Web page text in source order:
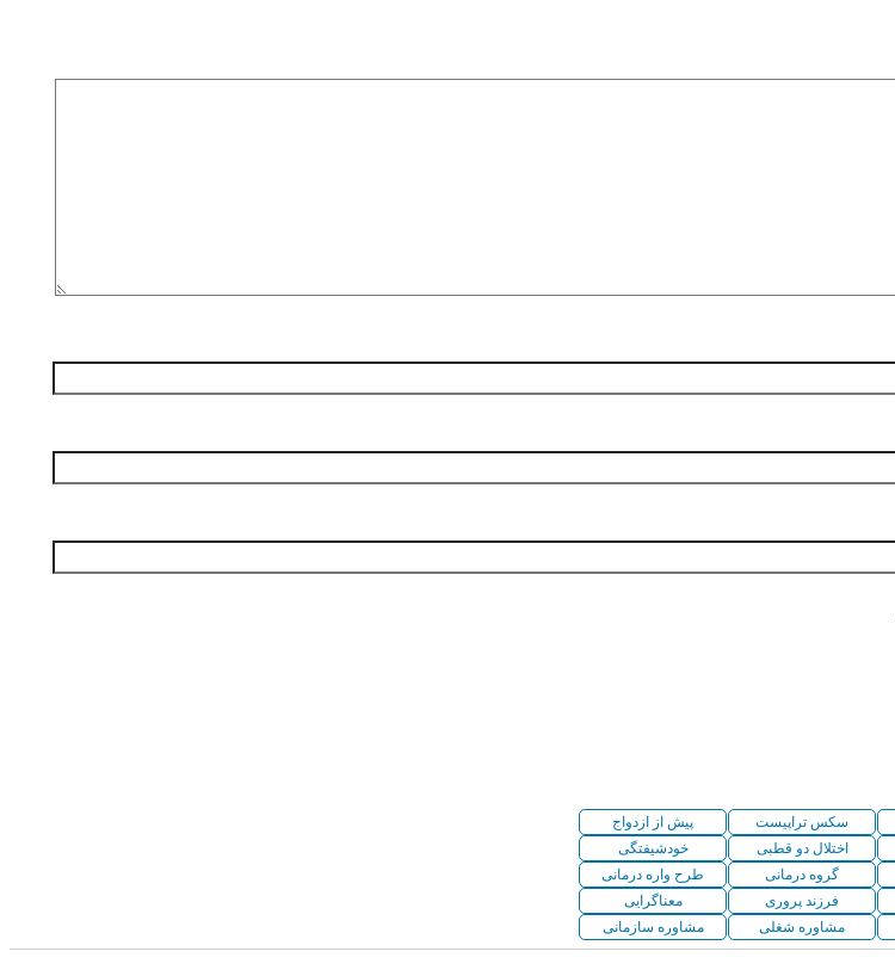
سکس تراپیست
پیش از ازدواج
اختلال دو قطبی
خودشیفتگی
گروه درمانی
طرح واره درمانی
فرزند پروری
معناگرایی
مشاوره شغلی مشاوره سازمانی